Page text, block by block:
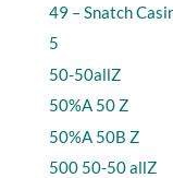
49 – Snatch
5
50-50allZ
50%A 50 Z
50%A 50B Z
500 50-50 allZ